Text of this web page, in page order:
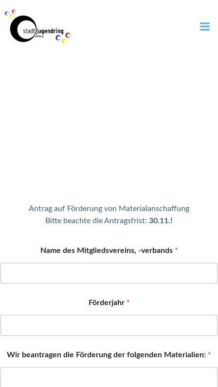
Antrag auf Förderung von Materialanschaffung
Bitte beachte die Antragsfrist: 30.11.!
Name des Mitgliedsvereins, -verbands *
Förderjahr *
Wir beantragen die Förderung der folgenden Materialien: *